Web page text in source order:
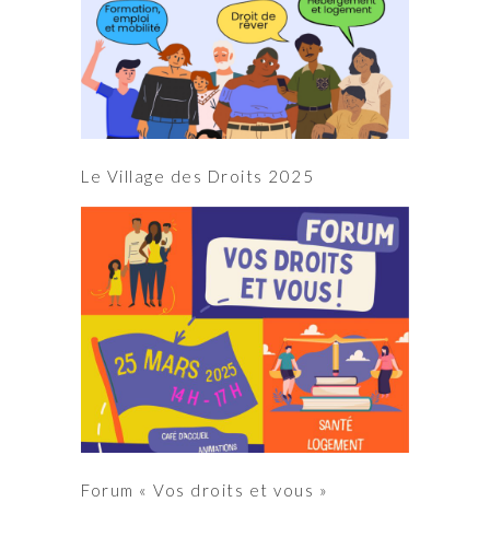
Le Village des Droits 2025
Forum « Vos droits et vous »